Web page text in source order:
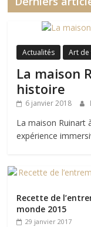
Actualités Art de
La maison
histoire
6 janvier 2018
La maison Ruinart
expérience
Recette de
monde 2015
29 janvier 2017